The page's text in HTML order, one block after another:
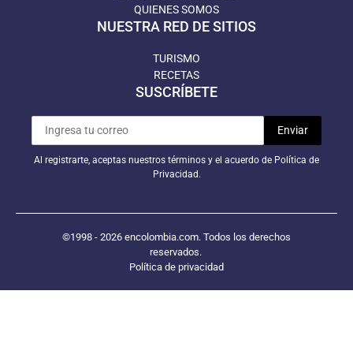
QUIENES SOMOS
NUESTRA RED DE SITIOS
TURISMO
RECETAS
SUSCRÍBETE
Al registrarte, aceptas nuestros términos y el acuerdo de Política de
Privacidad.
©1998 - 2026 encolombia.com. Todos los derechos
reservados.
Política de privacidad